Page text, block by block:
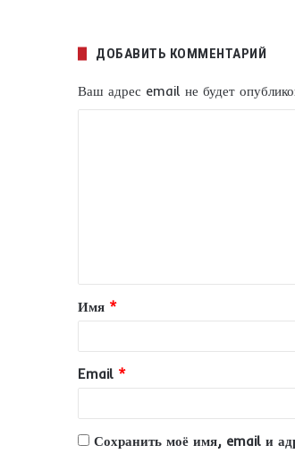
ДОБАВИТЬ КОММЕНТАРИЙ
Ваш адрес email не будет
т
а
й
*
Имя *
Email *
Сохранить моё имя, email и